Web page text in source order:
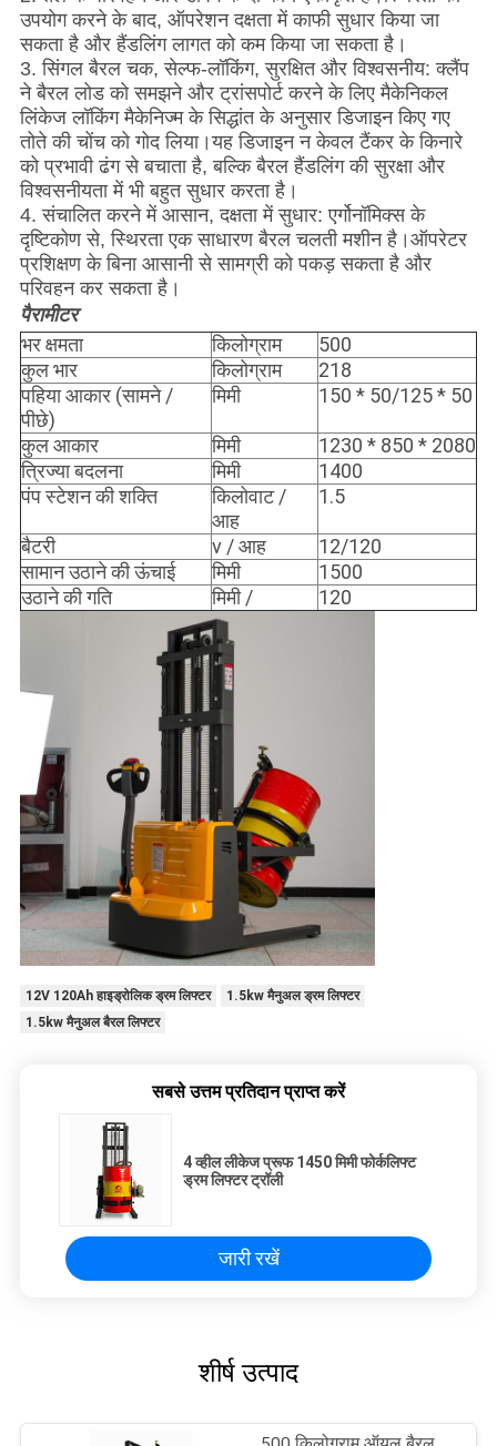
उपयोग करने के बाद, ऑपरेशन दक्षता में काफी सुधार किया जा
सकता है और हैंडलिंग लागत को कम किया जा सकता है।
3. सिंगल बैरल चक, सेल्फ-लॉकिंग, सुरक्षित और विश्वसनीय: क्लैंप
ने बैरल लोड को समझने और ट्रांसपोर्ट करने के लिए मैकेनिकल
लिंकेज लॉकिंग मैकेनिज्म के सिद्धांत के अनुसार डिजाइन किए गए
तोते की चोंच को गोद लिया।यह डिजाइन न केवल टैंकर के किनारे
को प्रभावी ढंग से बचाता है, बल्कि बैरल हैंडलिंग की सुरक्षा और
विश्वसनीयता में भी बहुत सुधार करता है।
4. संचालित करने में आसान, दक्षता में सुधार: एर्गोनॉमिक्स के
दृष्टिकोण से, स्थिरता एक साधारण बैरल चलती मशीन है।ऑपरेटर
प्रशिक्षण के बिना आसानी से सामग्री को पकड़ सकता है और
परिवहन कर सकता है।
पैरामीटर
भर क्षमता
किलोग्राम
500
कुल भार
किलोग्राम
218
पहिया आकार (सामने /
पीछे)
मिमी 150 * 50/125 * 50
कुल आकार मिमी
1230 * 850 * 2080
त्रिज्या बदलना
मिमी
1400
पंप स्टेशन की शक्ति
किलोवाट /
आह
1.5
बैटरी v / आह
12/120
सामान उठाने की ऊंचाई
मिमी
1500
उठाने की गति
मिमी / 120
12V 120Ah हाइड्रोलिक ड्रम लिफ्टर
1.5kw मैनुअल ड्रम लिफ्टर
1.5kw मैनुअल बैरल लिफ्टर
सबसे उत्तम प्रतिदान प्राप्त करें
4 व्हील लीकेज प्रूफ 1450 मिमी फोर्कलिफ्ट
ड्रम लिफ्टर ट्रॉली
जारी रखें
शीर्ष उत्पाद